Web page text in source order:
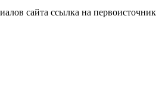
сайта ссылка на первоисточник